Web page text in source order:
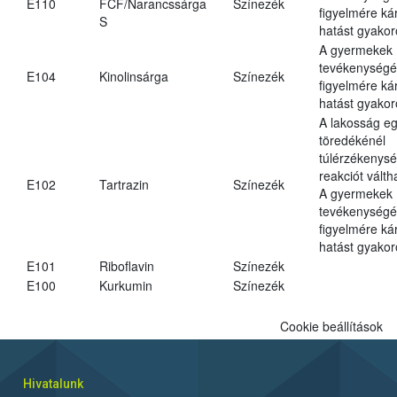
S
figyelmére
hatást
E104 Kinolinsárga Színezék
A gyermekek
figyelmére
hatást
E102 Tartrazin Színezék
A lakosság
töredékénél
reakciót
A gyermekek
figyelmére
hatást
E101
Riboflavin
Színezék
E100
Kurkumin Színezék
Cookie beállítások
Hivatalunk